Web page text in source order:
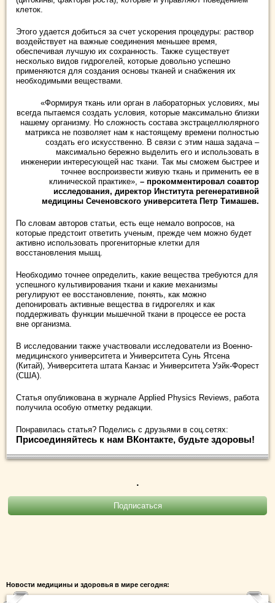
клеток.
Этого удается добиться за счет ускорения процедуры: раствор
воздействует на важные соединения меньшее время,
обеспечивая лучшую их сохранность. Также существует
несколько видов гидрогелей, которые довольно успешно
применяются для создания основы тканей и снабжения их
необходимыми веществами.
«Формируя ткань или орган в лабораторных условиях, мы
всегда пытаемся создать условия, которые максимально близки
нашему организму. Но сложность состава экстрацеллюлярного
матрикса не позволяет нам к настоящему времени полностью
создать его искусственно. В связи с этим наша задача –
максимально бережно выделить его и использовать в
инженерии интересующей нас ткани. Так мы сможем быстрее и
точнее воспроизвести живую ткань и применить ее в
клинической практике», – прокомментировал соавтор
исследования, директор Института регенеративной
медицины Сеченовского университета Петр Тимашев.
По словам авторов статьи, есть еще немало вопросов, на
которые предстоит ответить ученым, прежде чем можно будет
активно использовать прогениторные клетки для
восстановления мышц.
Необходимо точнее определить, какие вещества требуются для
успешного культивирования ткани и какие механизмы
регулируют ее восстановление, понять, как можно
депонировать активные вещества в гидрогелях и как
поддерживать функции мышечной ткани в процессе ее роста
вне организма.
В исследовании также участвовали исследователи из Военно-
медицинского университета и Университета Сунь Ятсена
(Китай), Университета штата Канзас и Университета Уэйк-Форест
(США).
Статья опубликована в журнале Applied Physics Reviews, работа
получила особую отметку редакции.
Понравилась статья? Поделись с друзьями в соц.сетях:
Присоединяйтесь к нам ВКонтакте, будьте здоровы!
.
Новости медицины и здоровья в мире сегодня: